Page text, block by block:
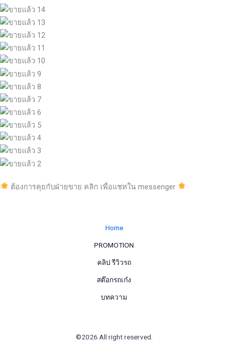
ต้องการคุยกับฝ่ายขาย คลิก เพื่อแชทใน messenger
Home
PROMOTION
คลิป รีวิวรถ
สต๊อกรถเก๋ง
บทความ
©2026 All right reserved.